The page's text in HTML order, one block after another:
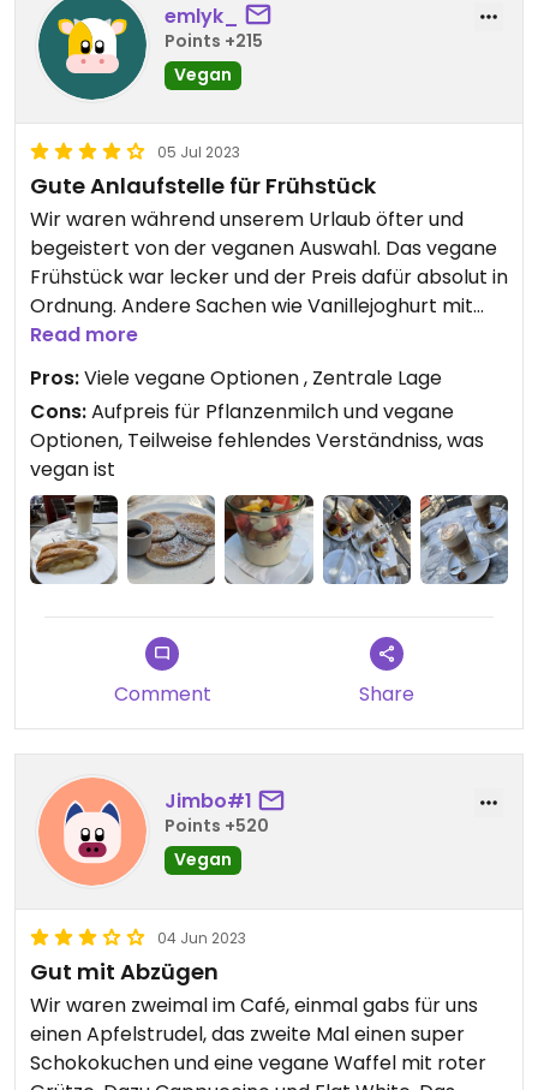
emlyk_
Points +215
Vegan
05 Jul 2023
Gute Anlaufstelle für Frühstück
Wir waren während unserem Urlaub öfter und
begeistert von der veganen Auswahl. Das vegane
Frühstück war lecker und der Preis dafür absolut in
Ordnung. Andere Sachen wie Vanillejoghurt mit
Obst und etwas Granola oder Pancakes, fand ich
dagegen recht hochpreisig. Pflanzenmilch gibt es
leider nur mit Aufpreis, aber der Caramel
Macchiato sehr lecker. Der Apfelstrudel ist auch
unglaublich lecker! Das Personal stets freundlich,
allerdings wussten die Mitarbeiter nicht immer,
was genau “vegan” bedeutet. Wir würden das Café
aber definitiv weiterempfehlen und ist ein guter
Anlaufpunkt für Veganer*innen auf Amrum.
Read more
Pros:Viele vegane Optionen , Zentrale Lage
Cons:Aufpreis für Pflanzenmilch und vegane
Optionen, Teilweise fehlendes Verständniss, was
vegan ist
Comment Share
Jimbo#1
Points +520
Vegan
04 Jun 2023
Gut mit Abzügen
Wir waren zweimal im Café, einmal gabs für uns
einen Apfelstrudel, das zweite Mal einen super
Schokokuchen und eine vegane Waffel mit roter